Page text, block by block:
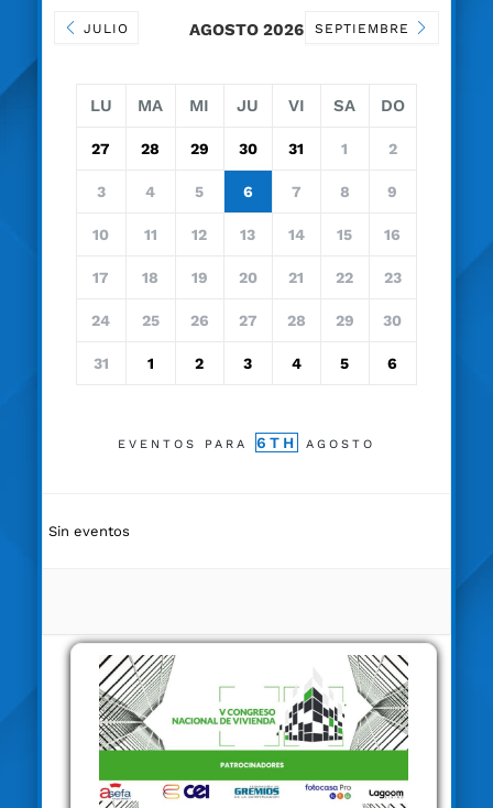
JULIO AGOSTO 2026 SEPTIEMBRE
LU MA MI JU VI SA DO
27 28 29 30 31 1 2
3 4 5 6 7 8 9
10 11 12 13 14 15 16
17 18 19 20 21 22 23
24 25 26 27 28 29 30
31 1 2 3 4 5 6
EVENTOS PARA 6TH AGOSTO
Sin eventos